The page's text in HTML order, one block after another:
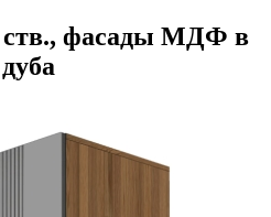
фасады МДФ в